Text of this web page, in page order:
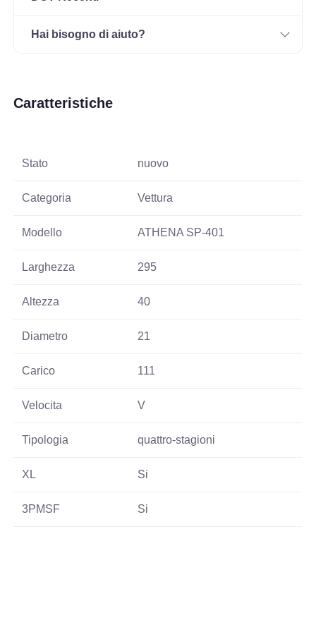
Hai bisogno di aiuto?
Caratteristiche
Stato nuovo
Categoria Vettura
Modello ATHENA SP-401
Larghezza 295
Altezza 40
Diametro 21
Carico 111
Velocita V
Tipologia quattro-stagioni
XL Si
3PMSF Si